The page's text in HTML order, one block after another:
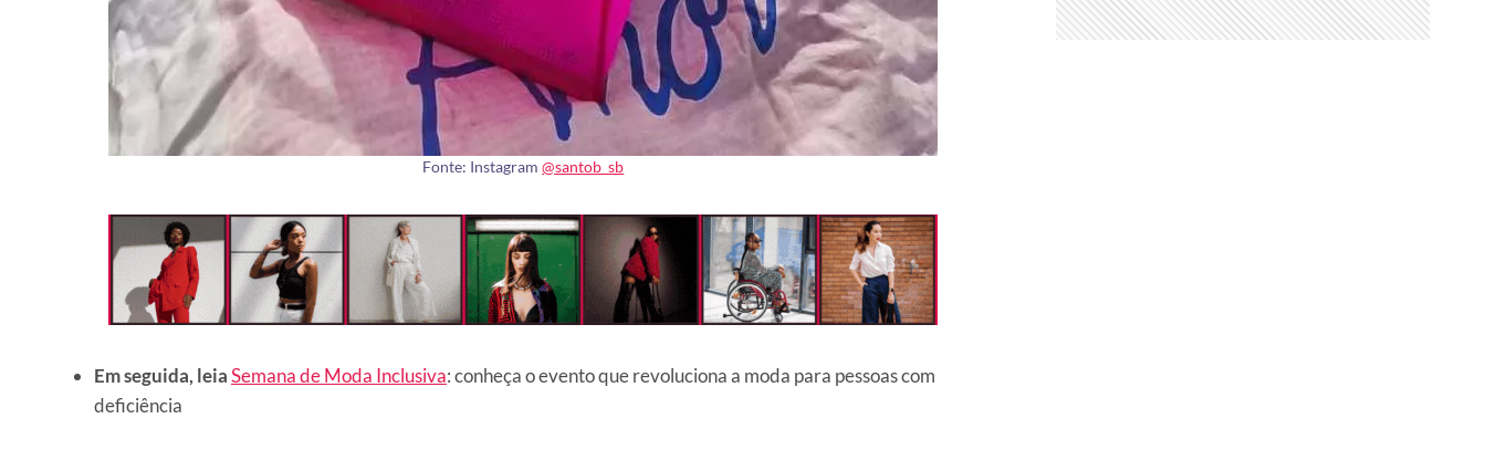
Fonte: Instagram@santob_sb
Em seguida, leiaSemana de Moda Inclusiva: conheça o evento que revoluciona a moda para pessoas com
deficiência